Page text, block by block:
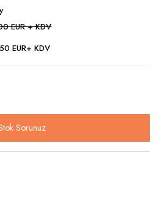
EUR + KDV
EUR+ KDV
Sorunuz